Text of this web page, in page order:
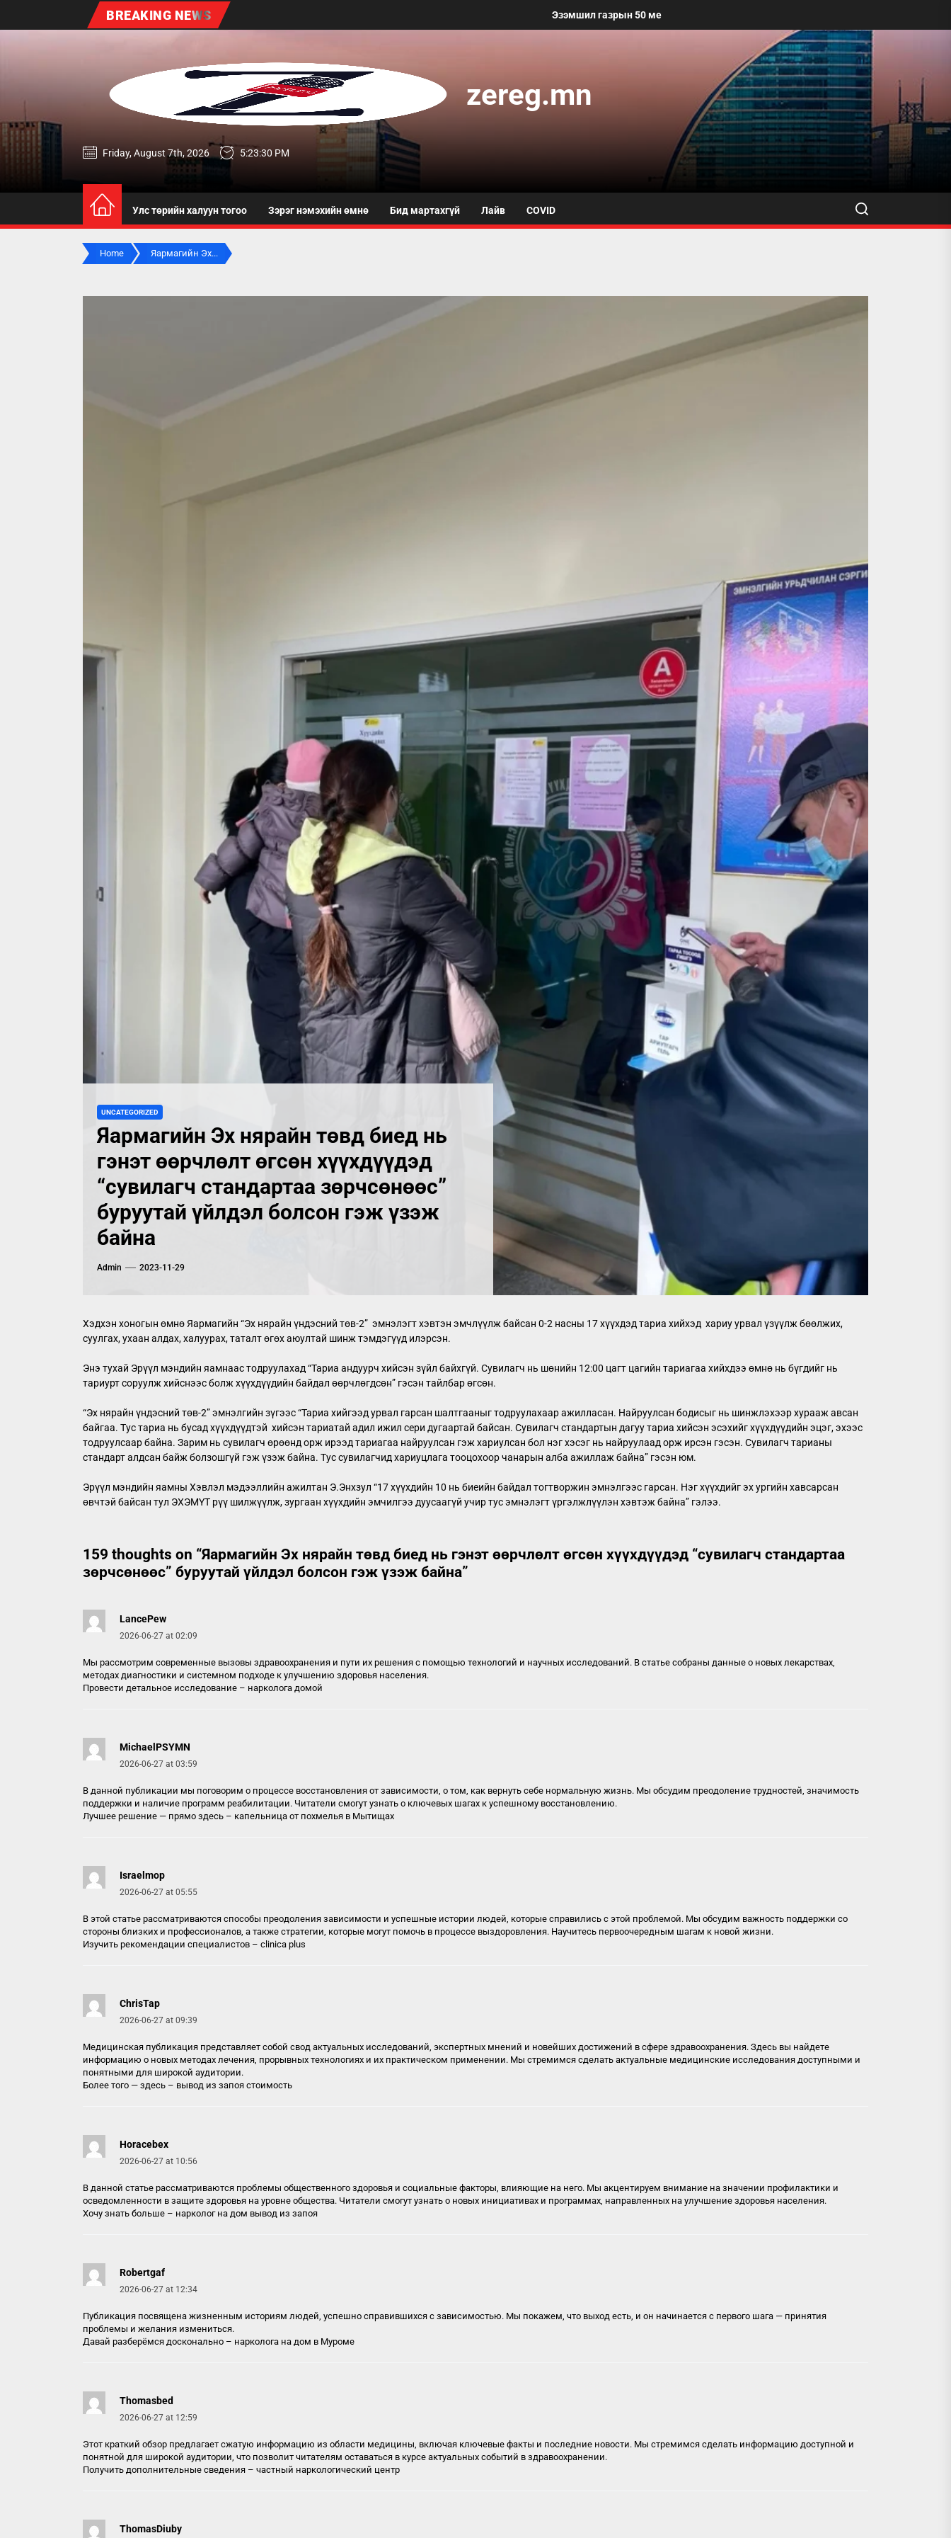
BREAKING NEWS Эзэмшил газрын 50 метр хүртэлх талбайг угааж, өнгө үзэмжийг сайжруулахыг уриалжээ
zereg.mn
zereg.mn
Friday, August 7th, 2026 5:23:32 PM
Улс төрийн халуун тогоо Зэрэг нэмэхийн өмнө Бид мартахгүй Лайв COVID
Home Яармагийн Эх...
UNCATEGORIZED
Яармагийн Эх нярайн төвд биед нь
гэнэт өөрчлөлт өгсөн хүүхдүүдэд
“сувилагч стандартаа зөрчсөнөөс”
буруутай үйлдэл болсон гэж үзэж
байна
Admin 2023-11-29
Хэдхэн хоногын өмнө Яармагийн “Эх нярайн үндэсний төв-2” эмнэлэгт хэвтэн эмчлүүлж байсан 0-2 насны 17 хүүхдэд тариа хийхэд хариу урвал үзүүлж бөөлжих,
суулгах, ухаан алдах, халуурах, таталт өгөх аюултай шинж тэмдэгүүд илэрсэн.
Энэ тухай Эрүүл мэндийн яамнаас тодруулахад “Тариа андуурч хийсэн зүйл байхгүй. Сувилагч нь шөнийн 12:00 цагт цагийн тариагаа хийхдээ өмнө нь бүгдийг нь
тариурт соруулж хийснээс болж хүүхдүүдийн байдал өөрчлөгдсөн” гэсэн тайлбар өгсөн.
“Эх нярайн үндэсний төв-2” эмнэлгийн зүгээс “Тариа хийгээд урвал гарсан шалтгааныг тодруулахаар ажилласан. Найруулсан бодисыг нь шинжлэхээр хурааж авсан
байгаа. Тус тариа нь бусад хүүхдүүдтэй хийсэн тариатай адил ижил сери дугаартай байсан. Сувилагч стандартын дагуу тариа хийсэн эсэхийг хүүхдүүдийн эцэг, эхээс
тодруулсаар байна. Зарим нь сувилагч өрөөнд орж ирээд тариагаа найруулсан гэж хариулсан бол нэг хэсэг нь найруулаад орж ирсэн гэсэн. Сувилагч тарианы
стандарт алдсан байж болзошгүй гэж үзэж байна. Тус сувилагчид хариуцлага тооцохоор чанарын алба ажиллаж байна” гэсэн юм.
Эрүүл мэндийн яамны Хэвлэл мэдээллийн ажилтан Э.Энхзул “17 хүүхдийн 10 нь биеийн байдал тогтворжин эмнэлгээс гарсан. Нэг хүүхдийг эх ургийн хавсарсан
өвчтэй байсан тул ЭХЭМҮТ рүү шилжүүлж, зургаан хүүхдийн эмчилгээ дуусаагүй учир тус эмнэлэгт үргэлжлүүлэн хэвтэж байна” гэлээ.
159 thoughts on “Яармагийн Эх нярайн төвд биед нь гэнэт өөрчлөлт өгсөн хүүхдүүдэд “сувилагч стандартаа
зөрчсөнөөс” буруутай үйлдэл болсон гэж үзэж байна”
LancePew
2026-06-27 at 02:09
Мы рассмотрим современные вызовы здравоохранения и пути их решения с помощью технологий и научных исследований. В статье собраны данные о новых лекарствах,
методах диагностики и системном подходе к улучшению здоровья населения.
Провести детальное исследование – нарколога домой
MichaelPSYMN
2026-06-27 at 03:59
В данной публикации мы поговорим о процессе восстановления от зависимости, о том, как вернуть себе нормальную жизнь. Мы обсудим преодоление трудностей, значимость
поддержки и наличие программ реабилитации. Читатели смогут узнать о ключевых шагах к успешному восстановлению.
Лучшее решение — прямо здесь – капельница от похмелья в Мытищах
Israelmop
2026-06-27 at 05:55
В этой статье рассматриваются способы преодоления зависимости и успешные истории людей, которые справились с этой проблемой. Мы обсудим важность поддержки со
стороны близких и профессионалов, а также стратегии, которые могут помочь в процессе выздоровления. Научитесь первоочередным шагам к новой жизни.
Изучить рекомендации специалистов – clinica plus
ChrisTap
2026-06-27 at 09:39
Медицинская публикация представляет собой свод актуальных исследований, экспертных мнений и новейших достижений в сфере здравоохранения. Здесь вы найдете
информацию о новых методах лечения, прорывных технологиях и их практическом применении. Мы стремимся сделать актуальные медицинские исследования доступными и
понятными для широкой аудитории.
Более того — здесь – вывод из запоя стоимость
Horacebex
2026-06-27 at 10:56
В данной статье рассматриваются проблемы общественного здоровья и социальные факторы, влияющие на него. Мы акцентируем внимание на значении профилактики и
осведомленности в защите здоровья на уровне общества. Читатели смогут узнать о новых инициативах и программах, направленных на улучшение здоровья населения.
Хочу знать больше – нарколог на дом вывод из запоя
Robertgaf
2026-06-27 at 12:34
Публикация посвящена жизненным историям людей, успешно справившихся с зависимостью. Мы покажем, что выход есть, и он начинается с первого шага — принятия
проблемы и желания измениться.
Давай разберёмся досконально – нарколога на дом в Муроме
Thomasbed
2026-06-27 at 12:59
Этот краткий обзор предлагает сжатую информацию из области медицины, включая ключевые факты и последние новости. Мы стремимся сделать информацию доступной и
понятной для широкой аудитории, что позволит читателям оставаться в курсе актуальных событий в здравоохранении.
Получить дополнительные сведения – частный наркологический центр
ThomasDiuby